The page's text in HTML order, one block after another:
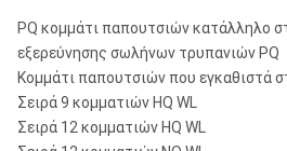
PQ κομμάτι παπουτσιών κατάλληλο
εξερεύνησης σωλήνων τρυπανιών PQ
Κομμάτι παπουτσιών που εγκαθιστά
Σειρά 9 κομματιών HQ WL
Σειρά 12 κομματιών HQ WL